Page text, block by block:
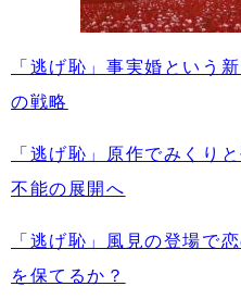
「逃げ恥」事実婚という
の戦略
「逃げ恥」原作でみくり
不能の展開へ
「逃げ恥」風見の登場で
を保てるか？